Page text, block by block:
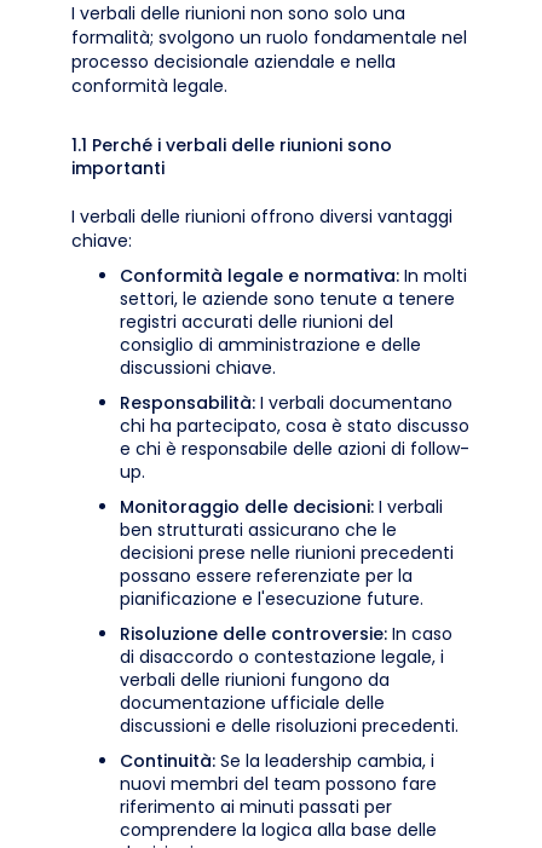
I verbali delle riunioni non sono solo una
formalità; svolgono un ruolo fondamentale nel
processo decisionale aziendale e nella
conformità legale.
1.1 Perché i verbali delle riunioni sono
importanti
I verbali delle riunioni offrono diversi vantaggi
chiave:
Conformità legale e normativa: In molti
settori, le aziende sono tenute a tenere
registri accurati delle riunioni del
consiglio di amministrazione e delle
discussioni chiave.
Responsabilità: I verbali documentano
chi ha partecipato, cosa è stato discusso
e chi è responsabile delle azioni di follow-
up.
Monitoraggio delle decisioni: I verbali
ben strutturati assicurano che le
decisioni prese nelle riunioni precedenti
possano essere referenziate per la
pianificazione e l'esecuzione future.
Risoluzione delle controversie: In caso
di disaccordo o contestazione legale, i
verbali delle riunioni fungono da
documentazione ufficiale delle
discussioni e delle risoluzioni precedenti.
Continuità: Se la leadership cambia, i
nuovi membri del team possono fare
riferimento ai minuti passati per
comprendere la logica alla base delle